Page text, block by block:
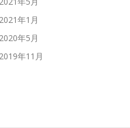
2021年1月
2020年5月
2019年11月